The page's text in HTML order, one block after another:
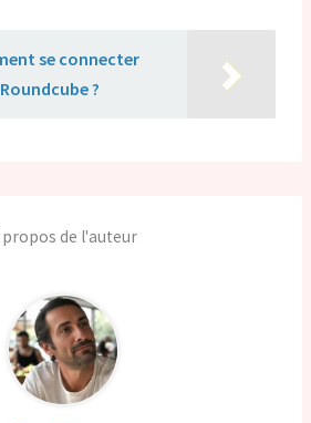
se connecter
?
propos de l'auteur